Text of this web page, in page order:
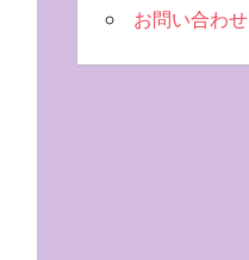
お問い合わせ